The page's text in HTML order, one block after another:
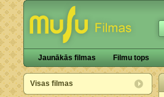
Jaunākās filmas Filmu tops
Visas filmas